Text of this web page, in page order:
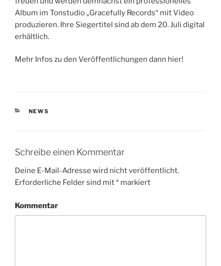
Album im Tonstudio „Gracefully Records“ mit Video
produzieren. Ihre Siegertitel sind ab dem 20. Juli digital
erhältlich.
Mehr Infos zu den Veröffentlichungen dann hier!
KATEGORIEN
NEWS
Schreibe einen Kommentar
Deine E-Mail-Adresse wird nicht veröffentlicht.
Erforderliche Felder sind mit* markiert
Kommentar